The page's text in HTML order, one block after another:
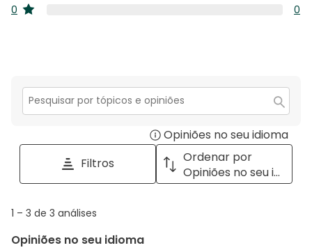
4
0
0
estrelas
0
Secção
Opiniões no seu idioma
a
with
Filtros
Ordenar por
Opiniões no seu idioma
1
3
1 – 3 de 3 análises
Opiniões no seu idioma